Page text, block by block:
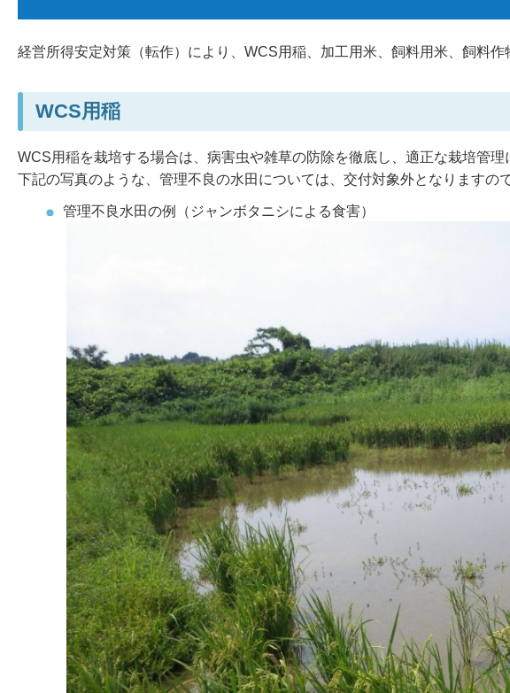
経営所得安定対策（転作）により、WCS用稲、加工用米、飼料用米、飼料作
WCS用稲
WCS用稲を栽培する場合は、病害虫や雑草の防除を徹底し、適正な栽培管理
下記の写真のような、管理不良の水田については、交付対象外となりますの
管理不良水田の例（ジャンボタニシによる食害）